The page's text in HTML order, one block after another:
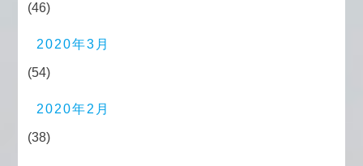
(46)
2020年3月
(54)
2020年2月
(38)